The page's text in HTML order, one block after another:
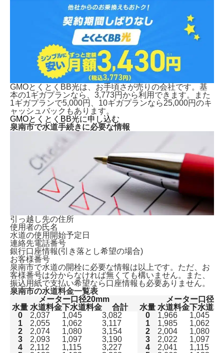
GMOとくとくBB光は、お手頃さが売りの会社です。基
本の1ギガプランなら、3,773円から利用できます。また
1ギガプランで5,000円、10ギガプランなら25,000円のキ
ャッシュバックもあります。
GMOとくとくBB光に申し込む
泉南市で水道手続きに必要な情報
引っ越し先の住所
使用者の氏名
水道の使用開始予定日
連絡先電話番号
銀行口座情報(引き落とし希望の場合)
お客様番号
泉南市で水道の開栓に必要な情報は以上です。ただ、 お
客様番号は分からなければ無くても構いません。
また、
振込用紙で支払い希望なら口座情報も必要ありません。
泉南市の水道料金一覧表
メーター口径20mm
メーター口径
水量 水道料金下水道料金 合計 水量 水道料金下水道料
0
2,037 1,045 3,082 0 1,966
1,045
1
2,055 1,062 3,117 1 1,985
1,062
2
2,074 1,080 3,154 2 2,004
1,080
3
2,093 1,097 3,190 3 2,022
1,097
4
2,112 1,115 3,227 4 2,041
1,115